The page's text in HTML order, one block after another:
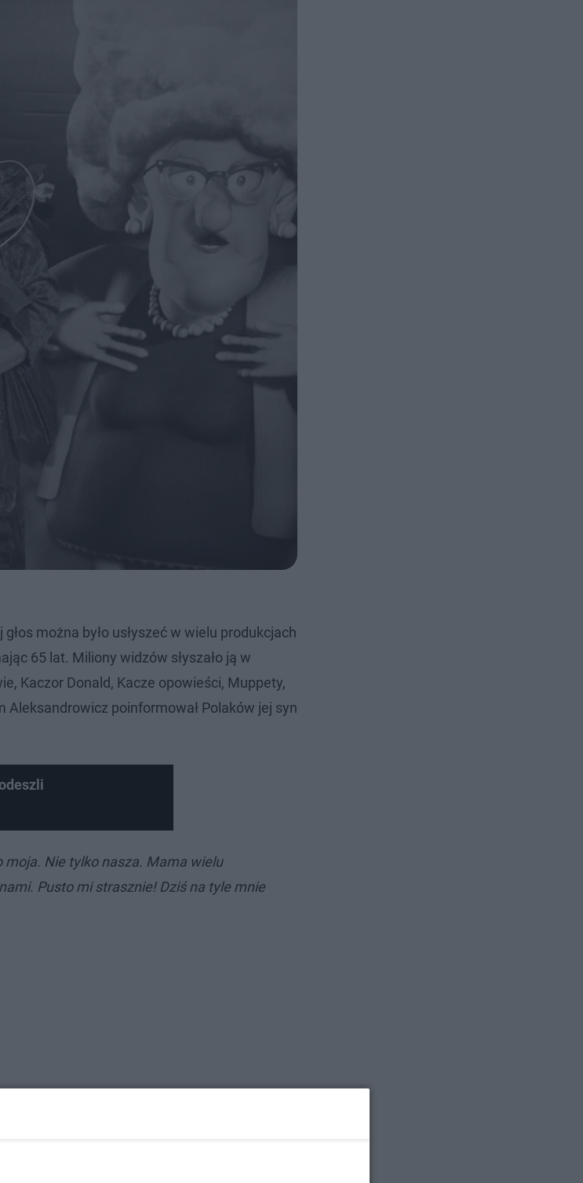
głos można było usłyszeć w wielu produkcjach
65 lat. Miliony widzów słyszało ją w
Kaczor Donald, Kacze opowieści, Muppety,
Aleksandrowicz poinformował Polaków jej syn
moja. Nie tylko nasza. Mama wielu
Pusto mi strasznie! Dziś na tyle mnie